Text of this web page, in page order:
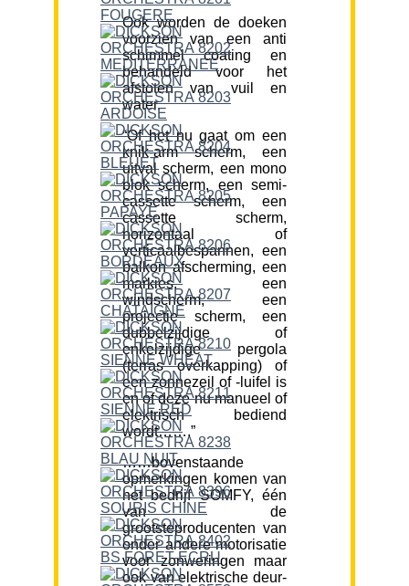
Ook worden de doeken
voorzien van een anti
schimmel coating en
behandeld voor het
afstoten van vuil en
water.
“Of het nu gaat om een
knik-arm scherm, een
uitval scherm, een mono
blok scherm, een semi-
cassette scherm, een
cassette scherm,
horizontaal of
verticaalbespannen, een
balkon afscherming, een
markies, een
windscherm, een
projectie scherm, een
dubbelzijdige of
enkelzijdige pergola
(terras overkapping) of
een zonnezeil of -luifel is
en of deze nu manueel of
elektrisch bediend
wordt…….”
……bovenstaande
opmerkingen komen van
het bedrijf SOMFY, één
van de
grootsteproducenten van
onder andere motorisatie
voor zonweringen maar
ook van elektrische deur-